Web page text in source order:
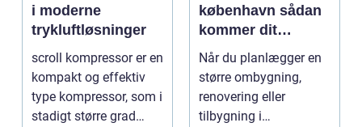
i moderne
trykluftløsninger
scroll kompressor er en
kompakt og effektiv
type kompressor, som i
stadigt større grad
københavn sådan
kommer dit
byggeprojekt
sikkert i mål
Når du planlægger en
større ombygning,
renovering eller
tilbygning i